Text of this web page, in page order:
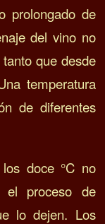
prolongado de
del vino no
que desde
temperatura
de diferentes
doce °C no
el proceso de
lo dejen. Los